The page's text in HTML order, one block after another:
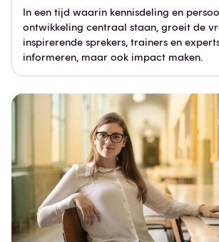
In een tijd waarin kennisdeling en
ontwikkeling centraal staan, groeit de
inspirerende sprekers, trainers en
informeren, maar ook impact maken.